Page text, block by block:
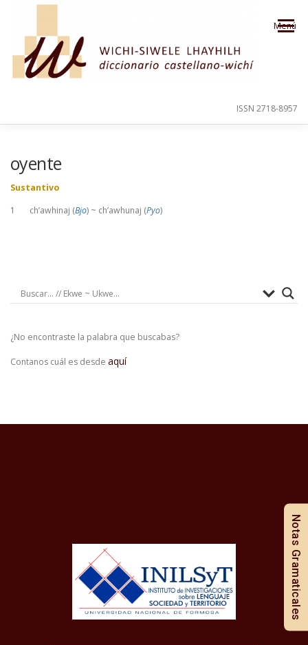
Saltar al contenido
Menú
ISSN 2718-8957
oyente
Sustantivo
1 ch’awhinaj (Bjo) ~ ch’awhunaj (Pyo)
¿No encontraste la palabra que buscabas?
Contanos cuál es desde aquí
Notas Gramaticales